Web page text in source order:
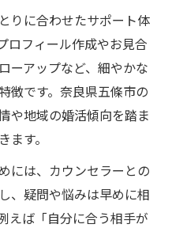
りに合わせたサポート体
ロフィール作成やお見合
ーアップなど、細やかな
徴です。奈良県五條市の
や地域の婚活傾向を踏ま
す。
には、カウンセラーとの
、疑問や悩みは早めに相
えば「自分に合う相手が